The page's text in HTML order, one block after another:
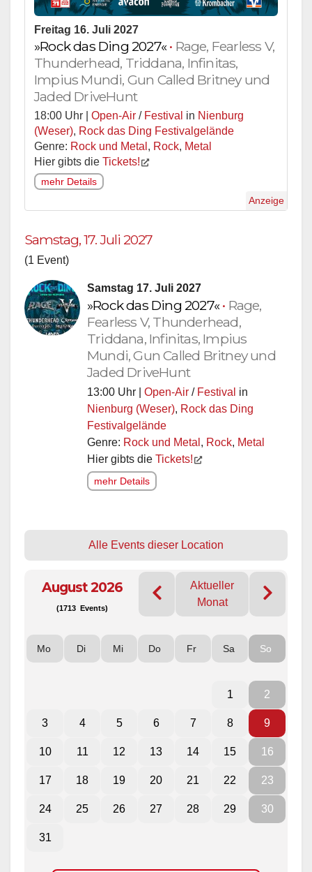
Freitag 16. Juli 2027
»Rock das Ding 2027«• Rage, Fearless V,
Thunderhead, Triddana, Infinitas,
Impius Mundi, Gun Called Britney und
Jaded DriveHunt
18:00 Uhr | Open-Air / Festival in Nienburg
(Weser), Rock das Ding Festivalgelände
Genre: Rock und Metal , Rock, Metal
Hier gibts die Tickets!
mehr Details
Anzeige
Samstag, 17. Juli 2027
(1 Event)
Samstag 17. Juli 2027
»Rock das Ding 2027«• Rage,
Fearless V, Thunderhead,
Triddana, Infinitas, Impius
Mundi, Gun Called Britney und
Jaded DriveHunt
13:00 Uhr | Open-Air / Festival in
Nienburg (Weser), Rock das Ding
Festivalgelände
Genre: Rock und Metal , Rock, Metal
Hier gibts die Tickets!
mehr Details
Alle Events dieser Location
August 2026
(1713 Events)
Aktueller
Monat
Mo Di Mi Do Fr Sa So
1 2
3 4 5 6 7 8 9
10 11 12 13 14 15 16
17 18 19 20 21 22 23
24 25 26 27 28 29 30
31